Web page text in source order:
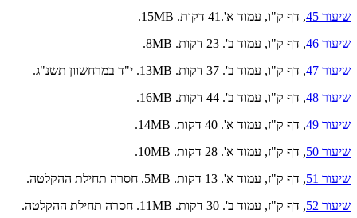
שיעור 45
, דף ק"ו, עמוד א'.41 דקות. 15MB.
שיעור 46
, דף ק"ו, עמוד ב'. 23 דקות. 8MB.
שיעור 47
, דף ק"ו, עמוד ב'. 37 דקות. 13MB. י"ד במרחשוון תשנ"ג.
שיעור 48
, דף ק"ו, עמוד ב'. 44 דקות. 16MB.
שיעור 49
, דף ק"ז, עמוד א'. 40 דקות. 14MB.
שיעור 50
, דף ק"ז, עמוד א'. 28 דקות. 10MB.
שיעור 51
, דף ק"ז, עמוד א'. 13 דקות. 5MB. חסרה תחילת ההקלטה.
שיעור 52
, דף ק"ז, עמוד ב'. 30 דקות. 11MB. חסרה תחילת ההקלטה.